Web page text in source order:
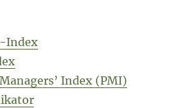
Index
Index (PMI)